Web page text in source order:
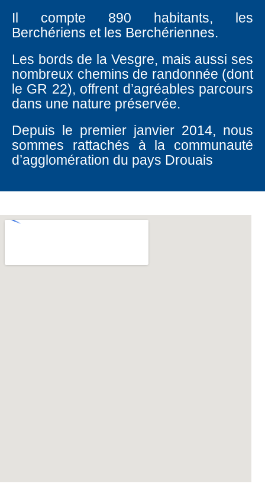
Il compte 890 habitants, les
Berchériens et les Berchériennes.
Les bords de la Vesgre, mais aussi ses
nombreux chemins de randonnée (dont
le GR 22), offrent d’agréables parcours
dans une nature préservée.
Depuis le premier janvier 2014, nous
sommes rattachés à la communauté
d’agglomération du pays Drouais